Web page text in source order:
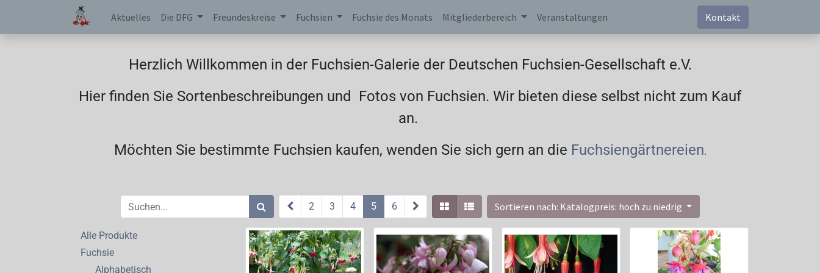
Aktuelles Die DFG Freundeskreise Fuchsien Fuchsie des Monats Mitgliederbereich Veranstaltungen Kontakt
Herzlich Willkommen in der Fuchsien-Galerie der Deutschen Fuchsien-Gesellschaft e.V.
Hier finden Sie Sortenbeschreibungen und Fotos von Fuchsien. Wir bieten diese selbst nicht zum Kauf
an.
Möchten Sie bestimmte Fuchsien kaufen, wenden Sie sich gern an die Fuchsiengärtnereien.
2 3 4 5 6 Sortieren nach: Katalogpreis: hoch zu niedrig
Alle Produkte
Fuchsie
Alphabetisch